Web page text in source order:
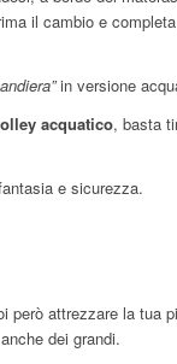
il cambio e
in versione
acquatico, basta
e sicurezza.
però attrezzare la tua
dei grandi.